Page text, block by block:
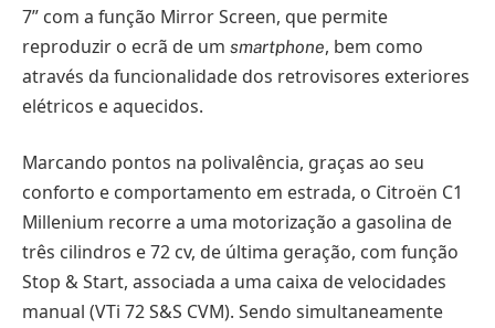
7” com a função Mirror Screen, que permite
reproduzir o ecrã de um smartphone, bem como
através da funcionalidade dos retrovisores exteriores
elétricos e aquecidos.
Marcando pontos na polivalência, graças ao seu
conforto e comportamento em estrada, o Citroën C1
Millenium recorre a uma motorização a gasolina de
três cilindros e 72 cv, de última geração, com função
Stop & Start, associada a uma caixa de velocidades
manual (VTi 72 S&S CVM). Sendo simultaneamente